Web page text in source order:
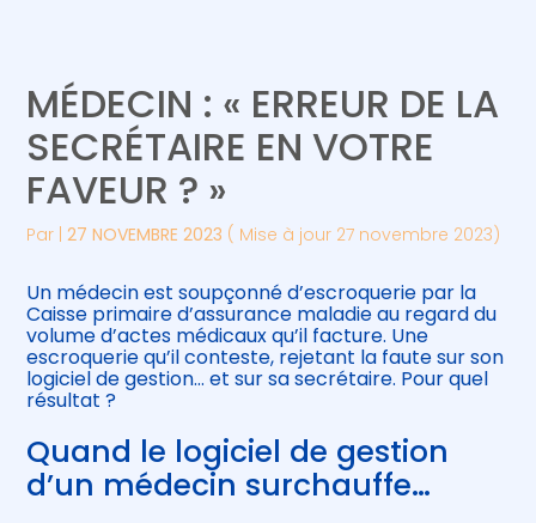
Gérer votre quotidien
Piloter votre entreprise
Développer votre entreprise
Construire votre patrimoine
Être prêt pour la facturation
électronique
Suivre votre comptabilité
Gérer vos ressources humaines
MÉDECIN : « ERREUR DE LA
SECRÉTAIRE EN VOTRE
FAVEUR ? »
Par |27 NOVEMBRE 2023 ( Mise à jour 27 novembre 2023)
Un médecin est soupçonné d’escroquerie par la
Caisse primaire d’assurance maladie au regard du
volume d’actes médicaux qu’il facture. Une
escroquerie qu’il conteste, rejetant la faute sur son
logiciel de gestion… et sur sa secrétaire. Pour quel
résultat ?
Quand le logiciel de gestion
d’un médecin surchauffe…